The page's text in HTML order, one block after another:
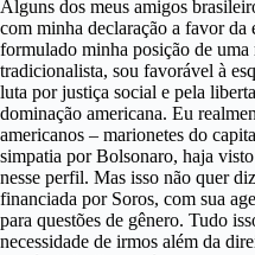
Alguns dos meus amigos
com minha declaração a favor da
formulado minha posição de
tradicionalista, sou favorável à
luta por justiça social e pela
dominação americana. Eu
americanos – marionetes do
simpatia por Bolsonaro, haja
nesse perfil. Mas isso não quer
financiada por Soros, com sua
para questões de gênero. Tudo
necessidade de irmos além da